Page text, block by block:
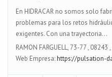
En HIDRACAR no somos solo
problemas para los retos
exigentes. Con una trayectoria...
RAMON FARGUELL, 73-77, 08243 ,
Web Empresa:https://pulsation-